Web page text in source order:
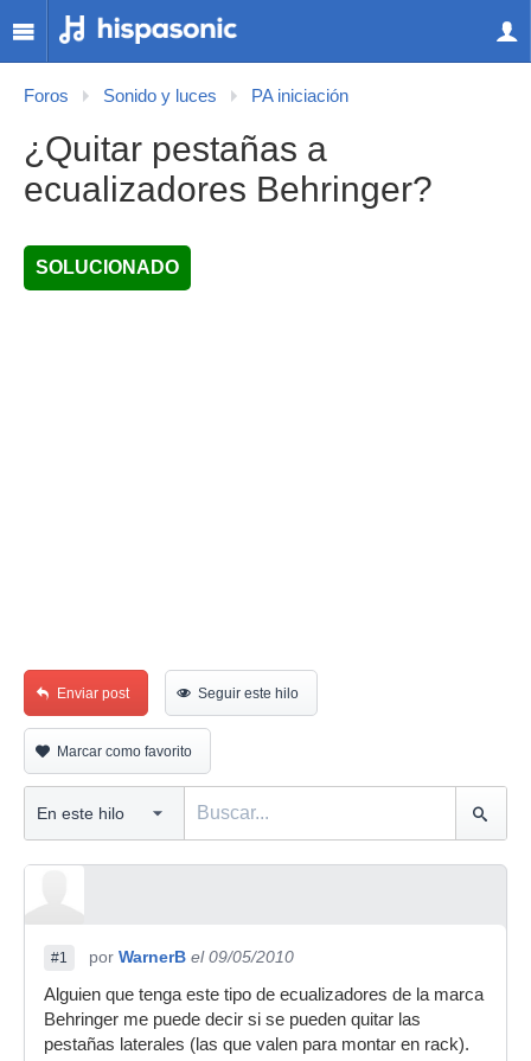
Foros Sonido y luces PA iniciación
¿Quitar pestañas a
ecualizadores Behringer?
SOLUCIONADO
Enviar post Seguir este hilo
Marcar como favorito
#1 por WarnerB el 09/05/2010
Alguien que tenga este tipo de ecualizadores de la marca
Behringer me puede decir si se pueden quitar las
pestañas laterales (las que valen para montar en rack).